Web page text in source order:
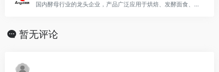
国内酵母行业的龙头企业，产品广泛应用于烘焙、发酵面食、食品调味、酿造、营养保健、动物营养、植物营养、微生物营养等多个领域。
暂无评论